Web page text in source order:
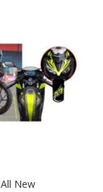
New